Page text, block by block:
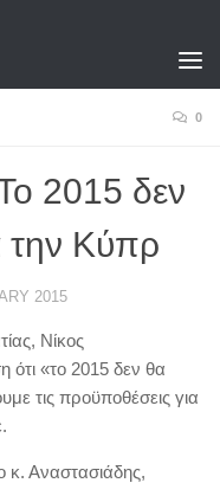
0
2015 δεν
την Κύπρ
2015
Νίκος
ότι «το 2015 δεν θα
τις προϋποθέσεις για
κ. Αναστασιάδης,